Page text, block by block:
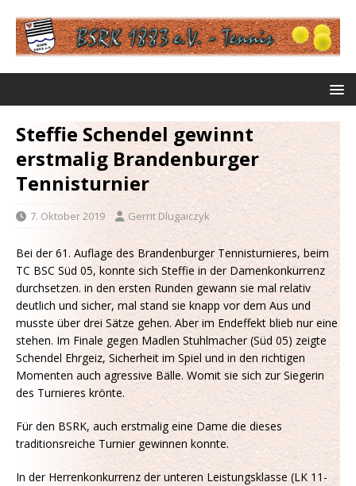
Steffie Schendel gewinnt
erstmalig Brandenburger
Tennisturnier
7. Oktober 2019 Gerrit Dlugaiczyk
Bei der 61. Auflage des Brandenburger Tennisturnieres, beim
TC BSC Süd 05, konnte sich Steffie in der Damenkonkurrenz
durchsetzen. in den ersten Runden gewann sie mal relativ
deutlich und sicher, mal stand sie knapp vor dem Aus und
musste über drei Sätze gehen. Aber im Endeffekt blieb nur eine
stehen. Im Finale gegen Madlen Stuhlmacher (Süd 05) zeigte
Schendel Ehrgeiz, Sicherheit im Spiel und in den richtigen
Momenten auch agressive Bälle. Womit sie sich zur Siegerin
des Turnieres krönte.
Für den BSRK, auch erstmalig eine Dame die dieses
traditionsreiche Turnier gewinnen konnte.
In der Herrenkonkurrenz der unteren Leistungsklasse (LK 11-